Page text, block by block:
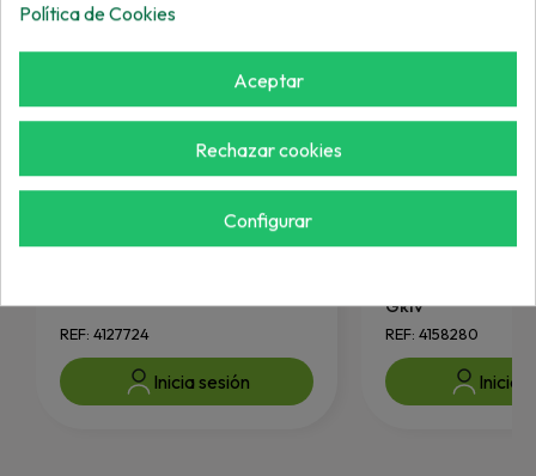
JACOBSEN
REF: 4127724
Inicia sesión
JACOBSEN
Gkiv
REF: 4158280
Inicia
Política de Cookies
Aceptar
Rechazar cookies
Configurar